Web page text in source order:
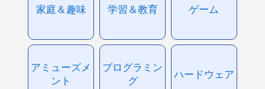
家庭＆趣味 学習＆教育 ゲーム
アミューズメ
ント
プログラミン
グ
ハードウェア